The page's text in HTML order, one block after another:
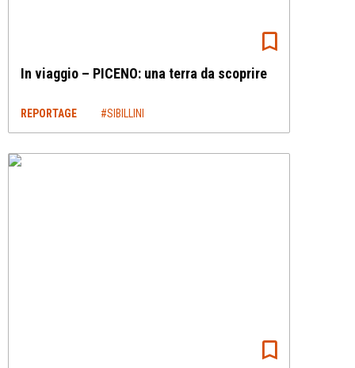
In viaggio – PICENO: una terra da scoprire
REPORTAGE #SIBILLINI